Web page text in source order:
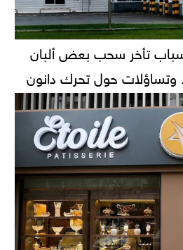
تأخر سحب بعض ألبان
وتساؤلات حول تحرك دانون